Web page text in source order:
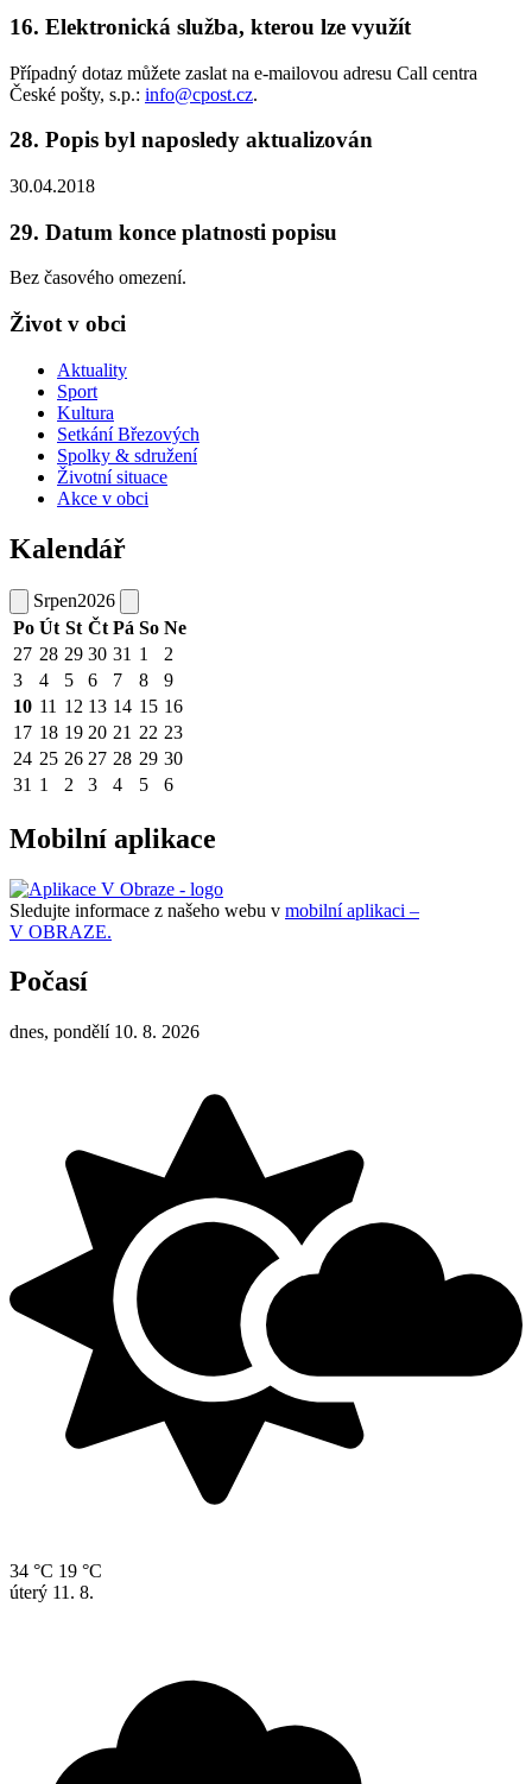
16. Elektronická služba, kterou lze využít
Případný dotaz můžete zaslat na e-mailovou adresu Call centra
České pošty, s.p.: info@cpost.cz.
28. Popis byl naposledy aktualizován
30.04.2018
29. Datum konce platnosti popisu
Bez časového omezení.
Život v obci
Aktuality
Sport
Kultura
Setkání Březových
Spolky & sdružení
Životní situace
Akce v obci
Kalendář
Srpen2026
Po Út St Čt Pá So Ne
27 28 29 30 31 1
2
3
4 5 6 7 8
9
10 11 12 13 14 15 16
17 18 19 20 21 22 23
24 25 26 27 28 29 30
31 1 2 3 4 5 6
Mobilní aplikace
Sledujte informace z našeho webu v mobilní aplikaci –
V OBRAZE.
Počasí
dnes, pondělí 10. 8. 2026
34 °C 19 °C
úterý 11. 8.